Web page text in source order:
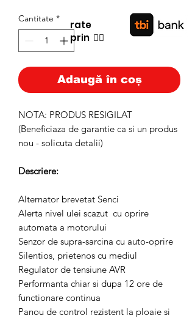
Cantitate *
Adaugă în coș
NOTA: PRODUS RESIGILAT
(Beneficiaza de garantie ca si un produs
nou - solicuta detalii)
Descriere:
Alternator brevetat Senci
Alerta nivel ulei scazut cu oprire
automata a motorului
Senzor de supra-sarcina cu auto-oprire
Silentios, prietenos cu mediul
Regulator de tensiune AVR
Performanta chiar si dupa 12 ore de
functionare continua
Panou de control rezistent la ploaie si
rate
prin 👉🏿